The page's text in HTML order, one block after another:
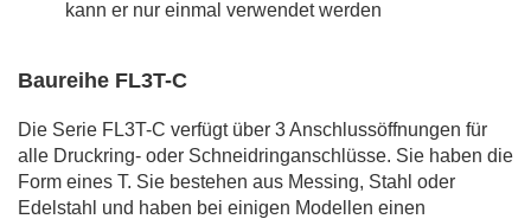
kann er nur einmal verwendet werden
Baureihe FL3T-C
Die Serie FL3T-C verfügt über 3 Anschlussöffnungen für
alle Druckring- oder Schneidringanschlüsse. Sie haben die
Form eines T. Sie bestehen aus Messing, Stahl oder
Edelstahl und haben bei einigen Modellen einen